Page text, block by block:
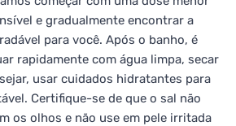
e gradualmente encontrar a
para você. Após o banho, é
rapidamente com água limpa, secar
usar cuidados hidratantes para
Certifique-se de que o sal não
os olhos e não use em pele irritada